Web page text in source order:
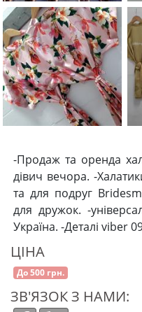
-Продаж та оренда
дівич вечора. -
та для подруг
для дружок. -
Україна. -Деталі viber
ЦІНА
До 500 грн.
ЗВ'ЯЗОК З НАМИ: